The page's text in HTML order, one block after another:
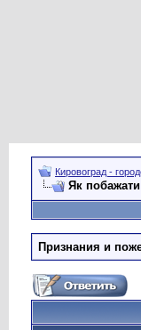
Кировоград -
Як
Признания и